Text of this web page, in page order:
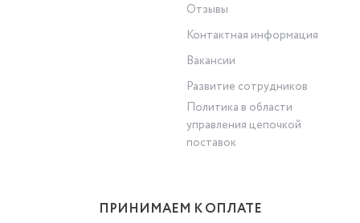
Отзывы
Контактная информация
Вакансии
Развитие сотрудников
Политика в области
управления цепочкой
поставок
ПРИНИМАЕМ К ОПЛАТЕ